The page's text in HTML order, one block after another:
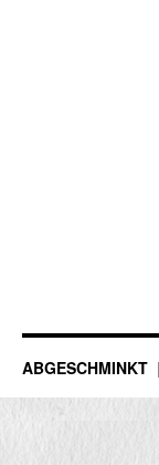
ABGESCHMINKT